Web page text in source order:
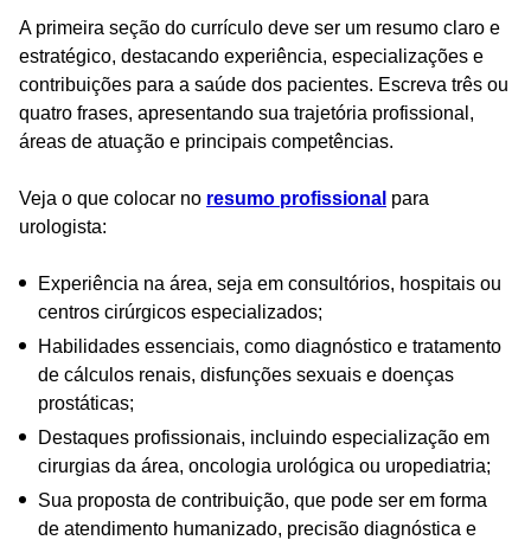
A primeira seção do currículo deve ser um resumo claro e
estratégico, destacando experiência, especializações e
contribuições para a saúde dos pacientes. Escreva três ou
quatro frases, apresentando sua trajetória profissional,
áreas de atuação e principais competências.
Veja o que colocar no resumo profissional para
urologista:
Experiência na área, seja em consultórios, hospitais ou
centros cirúrgicos especializados;
Habilidades essenciais, como diagnóstico e tratamento
de cálculos renais, disfunções sexuais e doenças
prostáticas;
Destaques profissionais, incluindo especialização em
cirurgias da área, oncologia urológica ou uropediatria;
Sua proposta de contribuição, que pode ser em forma
de atendimento humanizado, precisão diagnóstica e